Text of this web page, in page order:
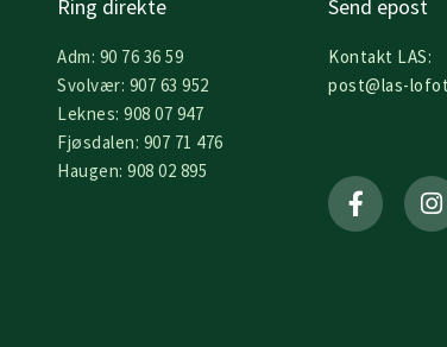
Ring direkte
Adm: 90 76 36 59
Svolvær: 907 63 952
Leknes: 908 07 947
Fjøsdalen: 907 71 476
Haugen: 908 02 895
Send epost
Kontakt LAS:
post@las-
a
c
e
n
s
t